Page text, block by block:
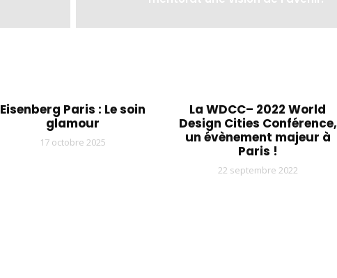
Eisenberg Paris : Le soin
glamour
17 octobre 2025
La WDCC– 2022 World
Design Cities Conférence,
un évènement majeur à
Paris !
22 septembre 2022